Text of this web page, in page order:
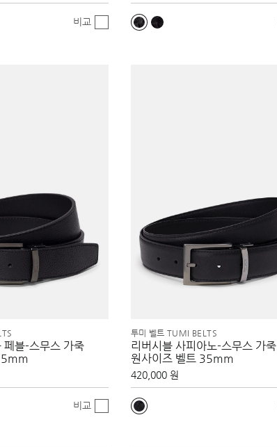
비교
페블-스무스 가죽
비교
투미 벨트 TUMI BELTS
리버시블 사피아노-스무스 가죽
원사이즈 벨트 35mm
420,000 원